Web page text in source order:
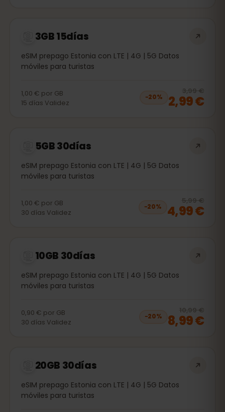
3GB 15días
eSIM prepago Estonia con LTE | 4G | 5G Datos
móviles para turistas
1,00 € por GB
15 días Validez
−20%
3,99 €
2,99 €
5GB 30días
eSIM prepago Estonia con LTE | 4G | 5G Datos
móviles para turistas
1,00 € por GB
30 días Validez
−20%
5,99 €
4,99 €
10GB 30días
eSIM prepago Estonia con LTE | 4G | 5G Datos
móviles para turistas
0,90 € por GB
30 días Validez
−20%
10,99 €
8,99 €
20GB 30días
eSIM prepago Estonia con LTE | 4G | 5G Datos
móviles para turistas